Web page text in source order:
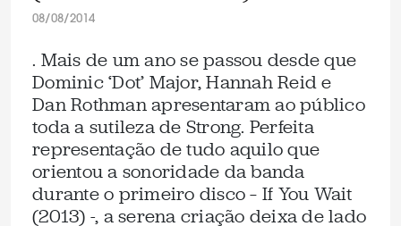
08/08/2014
. Mais de um ano se passou desde que
Dominic ‘Dot’ Major, Hannah Reid e
Dan Rothman apresentaram ao público
toda a sutileza de Strong. Perfeita
representação de tudo aquilo que
orientou a sonoridade da banda
durante o primeiro disco – If You Wait
(2013) -, a serena criação deixa de lado